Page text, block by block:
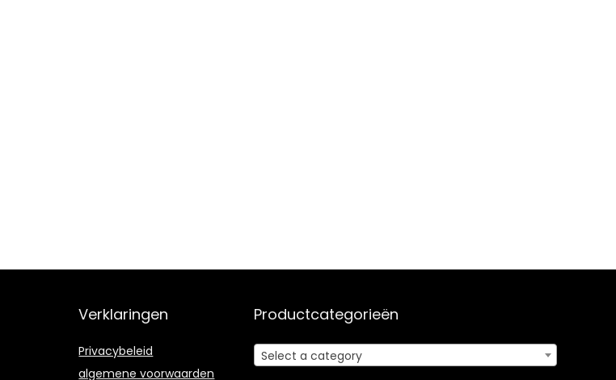
Verklaringen
Privacybeleid
algemene voorwaarden
Productcategorieën
Select a category